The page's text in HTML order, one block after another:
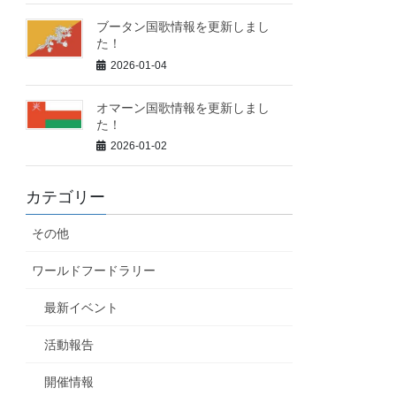
ブータン国歌情報を更新しまし
た！
2026-01-04
オマーン国歌情報を更新しまし
た！
2026-01-02
カテゴリー
その他
ワールドフードラリー
最新イベント
活動報告
開催情報